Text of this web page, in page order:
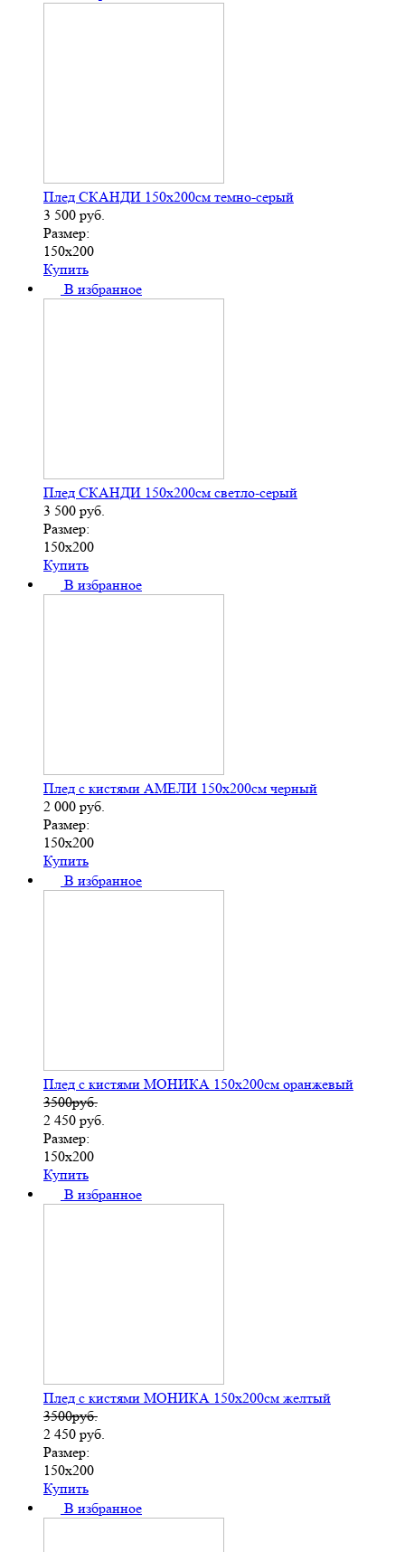
Плед СКАНДИ 150х200см темно-серый
3 500 руб.
Размер:
150х200
Купить
В избранное
Плед СКАНДИ 150х200см светло-серый
3 500 руб.
Размер:
150х200
Купить
В избранное
Плед с кистями АМЕЛИ 150х200см черный
2 000 руб.
Размер:
150х200
Купить
В избранное
Плед с кистями МОНИКА 150х200см оранжевый
3500руб.
2 450 руб.
Размер:
150х200
Купить
В избранное
Плед с кистями МОНИКА 150х200см желтый
3500руб.
2 450 руб.
Размер:
150х200
Купить
В избранное